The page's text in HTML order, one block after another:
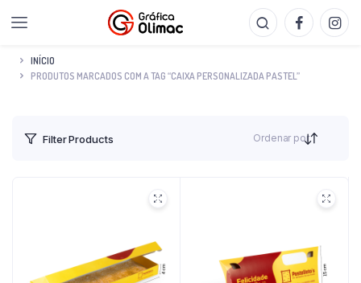
INÍCIO
PRODUTOS MARCADOS COM A TAG “CAIXA PERSONALIZADA PASTEL”
Filter Products Ordenar por